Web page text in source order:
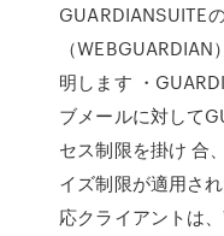
GUARDIANSUITE
（
明します ・
ブメールに対して
セス制限を掛け 合
イズ制限が適用さ
応クライアントは